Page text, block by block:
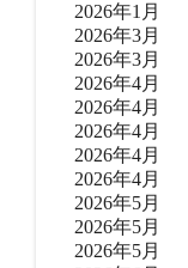
2026年1月
2026年3月
2026年3月
2026年4月
2026年4月
2026年4月
2026年4月
2026年4月
2026年5月
2026年5月
2026年5月